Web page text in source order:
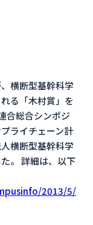
横断型基幹科学
る「木村賞」を
合総合シンポジ
ライチェーン計
横断型基幹科学
。 詳細は、以下
2013/5/